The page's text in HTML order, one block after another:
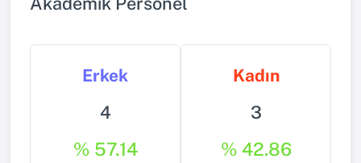
Erkek
4
% 57.14
Kadın
3
% 42.86